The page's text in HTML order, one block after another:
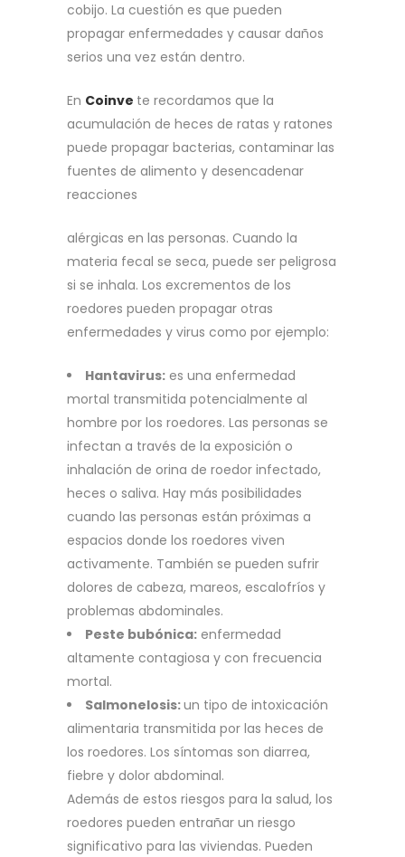
cobijo. La cuestión es que pueden
propagar enfermedades y causar daños
serios una vez están dentro.
En Coinve te recordamos que la
acumulación de heces de ratas y ratones
puede propagar bacterias, contaminar las
fuentes de alimento y desencadenar
reacciones
alérgicas en las personas. Cuando la
materia fecal se seca, puede ser peligrosa
si se inhala. Los excrementos de los
roedores pueden propagar otras
enfermedades y virus como por ejemplo:
Hantavirus: es una enfermedad
mortal transmitida potencialmente al
hombre por los roedores. Las personas se
infectan a través de la exposición o
inhalación de orina de roedor infectado,
heces o saliva. Hay más posibilidades
cuando las personas están próximas a
espacios donde los roedores viven
activamente. También se pueden sufrir
dolores de cabeza, mareos, escalofríos y
problemas abdominales.
Peste bubónica: enfermedad
altamente contagiosa y con frecuencia
mortal.
Salmonelosis:un tipo de intoxicación
alimentaria transmitida por las heces de
los roedores. Los síntomas son diarrea,
fiebre y dolor abdominal.
Además de estos riesgos para la salud, los
roedores pueden entrañar un riesgo
significativo para las viviendas. Pueden